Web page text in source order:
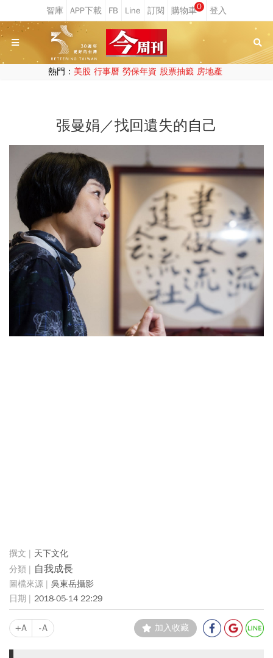
0
熱門： 美股 行事曆 勞保年資 股票抽籤 房地產
張曼娟／找回遺失的自己
天下文化
自我成長
吳東岳攝影
2018-05-14 22:29
+A -A 加入收藏